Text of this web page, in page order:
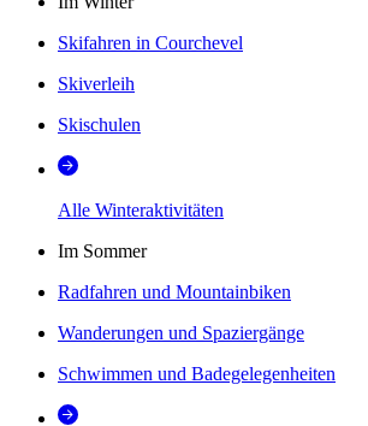
Skifahren in Courchevel
Skiverleih
Skischulen
Alle Winteraktivitäten
Im Sommer
Radfahren und Mountainbiken
Wanderungen und Spaziergänge
Schwimmen und Badegelegenheiten